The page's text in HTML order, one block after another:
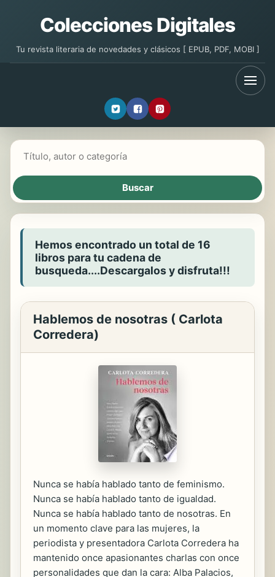
Colecciones Digitales
Tu revista literaria de novedades y clásicos [ EPUB, PDF, MOBI ]
Hemos encontrado un total de 16
libros para tu cadena de
busqueda....Descargalos y disfruta!!!
Hablemos de nosotras ( Carlota
Corredera)
Nunca se había hablado tanto de feminismo.
Nunca se había hablado tanto de igualdad.
Nunca se había hablado tanto de nosotras. En
un momento clave para las mujeres, la
periodista y presentadora Carlota Corredera ha
mantenido once apasionantes charlas con once
personalidades que dan la cara: Alba Palacios,